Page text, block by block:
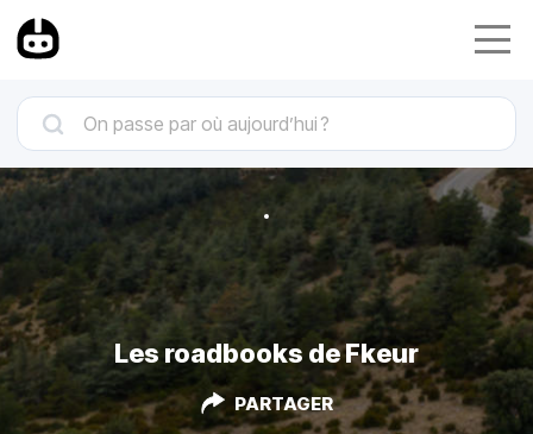
Les roadbooks de Fkeur
PARTAGER